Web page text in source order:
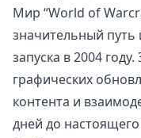
Мир “World of
значительный путь
запуска в 2004
графических
контента и
дней до